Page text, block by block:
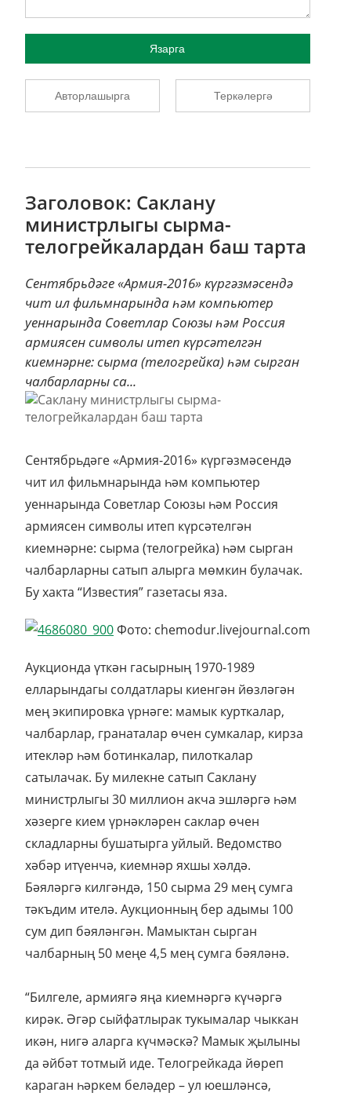
Язарга
Авторлашырга Теркәлергә
Заголовок: Саклану
министрлыгы сырма-
телогрейкалардан баш тарта
Сентябрьдәге «Армия-2016» күргәзмәсендә
чит ил фильмнарында һәм компьютер
уеннарында Советлар Союзы һәм Россия
армиясен символы итеп күрсәтелгән
киемнәрне: сырма (телогрейка) һәм сырган
чалбарларны са...
Сентябрьдәге «Армия-2016» күргәзмәсендә
чит ил фильмнарында һәм компьютер
уеннарында Советлар Союзы һәм Россия
армиясен символы итеп күрсәтелгән
киемнәрне: сырма (телогрейка) һәм сырган
чалбарларны сатып алырга мөмкин булачак.
Бу хакта “Известия” газетасы яза.
Фото: chemodur.livejournal.com
Аукционда үткән гасырның 1970-1989
елларындагы солдатлары киенгән йөзләгән
мең экипировка үрнәге: мамык курткалар,
чалбарлар, гранаталар өчен сумкалар, кирза
итекләр һәм ботинкалар, пилоткалар
сатылачак. Бу милекне сатып Саклану
министрлыгы 30 миллион акча эшләргә һәм
хәзерге кием үрнәкләрен саклар өчен
складларны бушатырга уйлый. Ведомство
хәбәр итүенчә, киемнәр яхшы хәлдә.
Бәяләргә килгәндә, 150 сырма 29 мең сумга
тәкъдим ителә. Аукционның бер адымы 100
сум дип бәяләнгән. Мамыктан сырган
чалбарның 50 меңе 4,5 мең сумга бәяләнә.
“Билгеле, армиягә яңа киемнәргә күчәргә
кирәк. Әгәр сыйфатлырак тукымалар чыккан
икән, нигә аларга күчмәскә? Мамык җылыны
да әйбәт тотмый иде. Телогрейкада йөреп
караган һәркем беләдер – ул юешләнсә,